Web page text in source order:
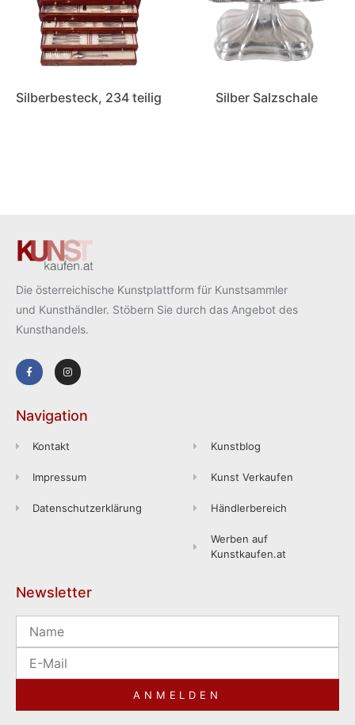
Silberbesteck, 234 teilig Silber Salzschale
Die österreichische Kunstplattform für Kunstsammler
und Kunsthändler. Stöbern Sie durch das Angebot des
Kunsthandels.
Navigation
Kontakt
Impressum
Datenschutzerklärung
Kunstblog
Kunst Verkaufen
Händlerbereich
Werben auf
Kunstkaufen.at
Newsletter
ANMELDEN